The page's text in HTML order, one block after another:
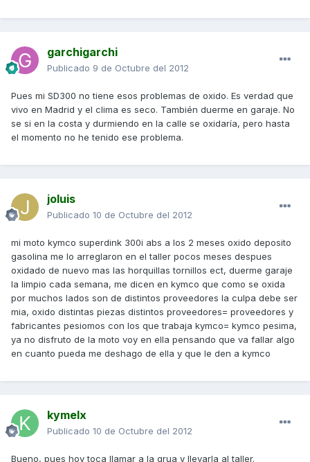
garchigarchi
Publicado 9 de Octubre del 2012
Pues mi SD300 no tiene esos problemas de oxido. Es verdad que
vivo en Madrid y el clima es seco. También duerme en garaje. No
se si en la costa y durmiendo en la calle se oxidaría, pero hasta
el momento no he tenido ese problema.
joluis
Publicado 10 de Octubre del 2012
mi moto kymco superdink 300i abs a los 2 meses oxido deposito
gasolina me lo arreglaron en el taller pocos meses despues
oxidado de nuevo mas las horquillas tornillos ect, duerme garaje
la limpio cada semana, me dicen en kymco que como se oxida
por muchos lados son de distintos proveedores la culpa debe ser
mia, oxido distintas piezas distintos proveedores= proveedores y
fabricantes pesiomos con los que trabaja kymco= kymco pesima,
ya no disfruto de la moto voy en ella pensando que va fallar algo
en cuanto pueda me deshago de ella y que le den a kymco
kymelx
Publicado 10 de Octubre del 2012
Bueno, pues hoy toca llamar a la grua y llevarla al taller.